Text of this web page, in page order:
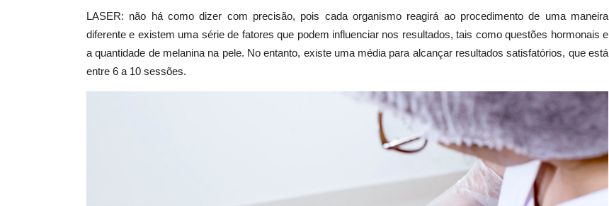
LASER: não há como dizer com precisão, pois cada organismo reagirá ao procedimento de uma maneira
diferente e existem uma série de fatores que podem influenciar nos resultados, tais como questões hormonais e
a quantidade de melanina na pele. No entanto, existe uma média para alcançar resultados satisfatórios, que está
entre 6 a 10 sessões.